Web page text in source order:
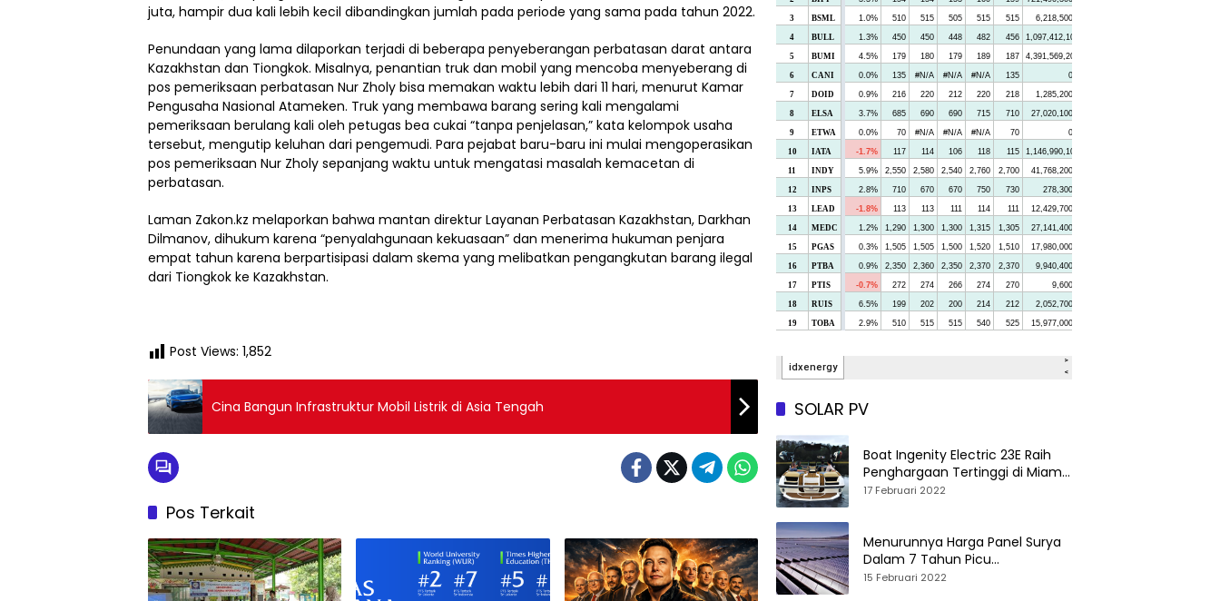
juta, hampir dua kali lebih kecil dibandingkan jumlah pada periode yang sama pada tahun 2022.
Penundaan yang lama dilaporkan terjadi di beberapa penyeberangan perbatasan darat antara
Kazakhstan dan Tiongkok. Misalnya, penantian truk dan mobil yang mencoba menyeberang di
pos pemeriksaan perbatasan Nur Zholy bisa memakan waktu lebih dari 11 hari, menurut Kamar
Pengusaha Nasional Atameken. Truk yang membawa barang sering kali mengalami
pemeriksaan berulang kali oleh petugas bea cukai “tanpa penjelasan,” kata kelompok usaha
tersebut, mengutip keluhan dari pengemudi. Para pejabat baru-baru ini mulai mengoperasikan
pos pemeriksaan Nur Zholy sepanjang waktu untuk mengatasi masalah kemacetan di
perbatasan.
Laman Zakon.kz melaporkan bahwa mantan direktur Layanan Perbatasan Kazakhstan, Darkhan
Dilmanov, dihukum karena “penyalahgunaan kekuasaan” dan menerima hukuman penjara
empat tahun karena berpartisipasi dalam skema yang melibatkan pengangkutan barang ilegal
dari Tiongkok ke Kazakhstan.
Post Views: 1,852
Cina Bangun Infrastruktur Mobil Listrik di Asia Tengah
Pos Terkait
SOLAR PV
Boat Ingenity Electric 23E Raih
Penghargaan Tertinggi di Miami
International Boat Show
17 Februari 2022
Menurunnya Harga Panel Surya
Dalam 7 Tahun Picu
Tumbuhnya PLTS Global
15 Februari 2022